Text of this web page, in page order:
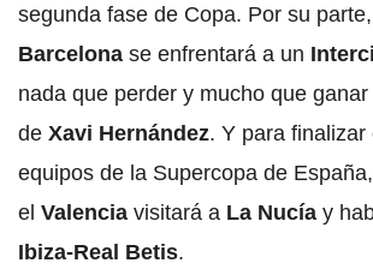
segunda fase de Copa. Por su
Barcelona se enfrentará a un
nada que perder y mucho que
de Xavi Hernández. Y para finalizar
equipos de la Supercopa de España,
el Valencia visitará a La Nucía y
Ibiza-Real Betis.